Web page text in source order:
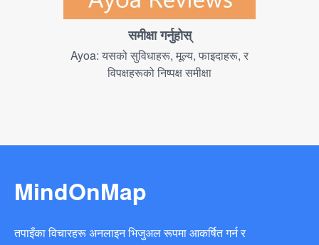
समीक्षा गर्नुहोस्
Ayoa: यसको सुविधाहरू, मूल्य, फाइदाहरू, र
विपक्षहरूको निष्पक्ष समीक्षा
MindOnMap
तपाइँका विचारहरू अनलाइन भिजुअल रूपमा आकर्षित गर्न र